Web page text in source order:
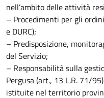
nell’ambito delle attività
– Procedimenti per gli
e DURC);
– Predisposizione,
del Servizio;
– Responsabilità sulla
Pergusa (art., 13 L.R. 71/
istituite nel territorio